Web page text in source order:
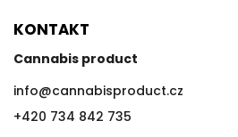
KONTAKT
Cannabis product
info@cannabisproduct.cz
+420 734 842 735